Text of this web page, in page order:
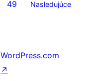
49 Nasledujúce
WordPress.com
↗